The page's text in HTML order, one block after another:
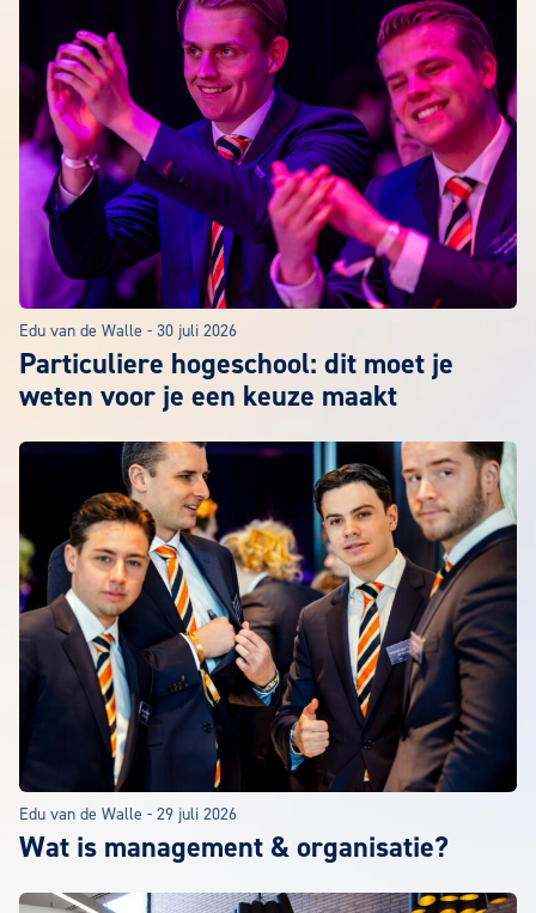
Edu van de Walle - 30 juli 2026
Particuliere hogeschool: dit moet je
weten voor je een keuze maakt
Edu van de Walle - 29 juli 2026
Wat is management & organisatie?